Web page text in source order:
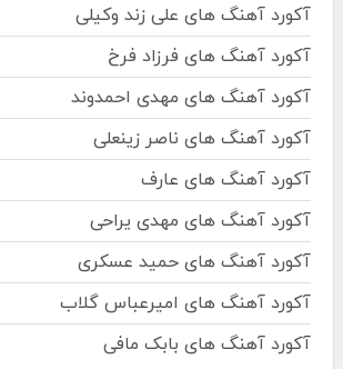
آکورد آهنگ های علی زند وکیلی
آکورد آهنگ های فرزاد فرخ
آکورد آهنگ های مهدی احمدوند
آکورد آهنگ های ناصر زینعلی
آکورد آهنگ های عارف
آکورد آهنگ های مهدی یراحی
آکورد آهنگ های حمید عسکری
آکورد آهنگ های امیرعباس گلاب
آکورد آهنگ های بابک مافی